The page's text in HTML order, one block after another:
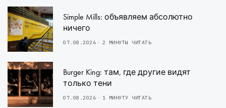
Simple Mills: объявляем абсолютно
ничего
07.08.2026 2 МИНУТЫ ЧИТАТЬ
Burger King: там, где другие видят
только тени
07.08.2026 1 МИНУТУ ЧИТАТЬ